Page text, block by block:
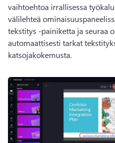
vaihtoehtoa irrallisessa
välilehteä
tekstitys -painiketta ja seuraa
automaattisesti tarkat
katsojakokemusta.